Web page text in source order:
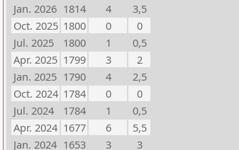
Jan. 2026 1814 4
3,5
Oct. 2025 1800 0
0
Jul. 2025
1800 1
0,5
Apr. 2025 1799 3
2
Jan. 2025 1790 4
2,5
Oct. 2024 1784 0
0
Jul. 2024
1784 1
0,5
Apr. 2024 1677 6
5,5
Jan. 2024 1653 3 3